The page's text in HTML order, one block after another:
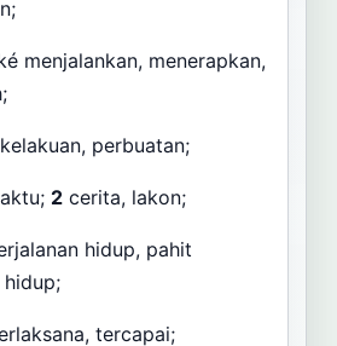
menjalankan, menerapkan,
perbuatan;
2 cerita, lakon;
hidup, pahit
hidup;
tercapai;